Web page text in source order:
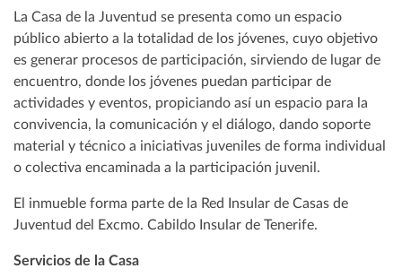
La Casa de la Juventud se presenta como un espacio
público abierto a la totalidad de los jóvenes, cuyo objetivo
es generar procesos de participación, sirviendo de lugar de
encuentro, donde los jóvenes puedan participar de
actividades y eventos, propiciando así un espacio para la
convivencia, la comunicación y el diálogo, dando soporte
material y técnico a iniciativas juveniles de forma individual
o colectiva encaminada a la participación juvenil.
El inmueble forma parte de la Red Insular de Casas de
Juventud del Excmo. Cabildo Insular de Tenerife.
Servicios de la Casa